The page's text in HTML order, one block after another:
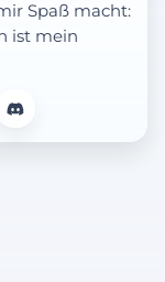
Spaß macht:
ist mein